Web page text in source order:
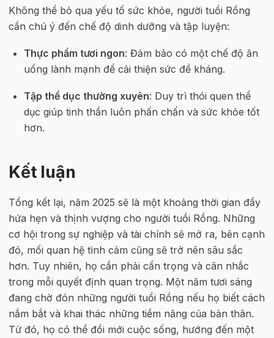
Không thể bỏ qua yếu tố sức khỏe, người tuổi Rồng
cần chú ý đến chế độ dinh dưỡng và tập luyện:
Thực phẩm tươi ngon: Đảm bảo có một chế độ ăn
uống lành mạnh để cải thiện sức đề kháng.
Tập thể dục thường xuyên: Duy trì thói quen thể
dục giúp tinh thần luôn phấn chấn và sức khỏe tốt
hơn.
Kết luận
Tổng kết lại, năm 2025 sẽ là một khoảng thời gian đầy
hứa hẹn và thịnh vượng cho người tuổi Rồng. Những
cơ hội trong sự nghiệp và tài chính sẽ mở ra, bên cạnh
đó, mối quan hệ tình cảm cũng sẽ trở nên sâu sắc
hơn. Tuy nhiên, họ cần phải cẩn trọng và cân nhắc
trong mỗi quyết định quan trọng. Một năm tươi sáng
đang chờ đón những người tuổi Rồng nếu họ biết cách
nắm bắt và khai thác những tiềm năng của bản thân.
Từ đó, họ có thể đổi mới cuộc sống, hướng đến một